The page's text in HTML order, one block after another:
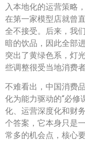
入本地化的运营策略
在第一家模型店就曾
全不接受。后来，我
暗的饮品，因此全部
突出了黄绿色系，灯
些调整很受当地消费
不难看出，中国消费
化为能力驱动的“必修
化、运营深度化和财
个答案，它本身只是
常多的机会点，核心